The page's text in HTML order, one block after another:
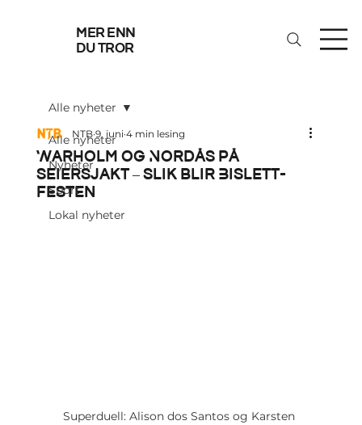
mer enn
du tror
Alle nyheter
Nyheter
Sport
Lokal nyheter
Alle nyheter
Warholm og Nordås på
seiersjakt – slik blir Bislett-
festen
NTB 9. juni 4 min lesing
Superduell: Alison dos Santos og Karsten